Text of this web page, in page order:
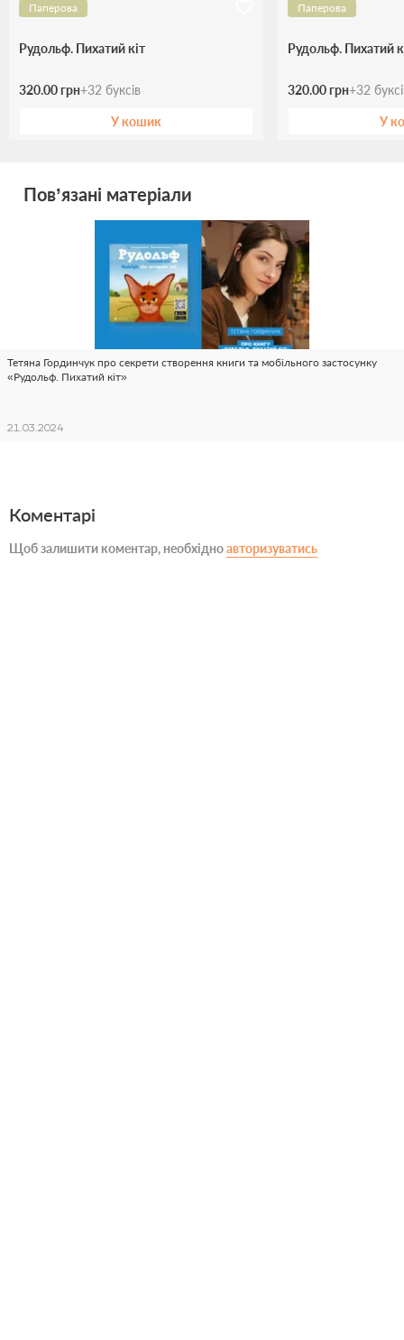
Паперова
Рудольф. Пихатий кіт
320.00 грн+32 буксів
У кошик
Паперова
Рудольф. Пихатий
320.00 грн+32
У
Пов’язані матеріали
Тетяна Гординчук про секрети створення книги та мобільного застосунку
«Рудольф. Пихатий кіт»
21.03.2024
Коментарі
Щоб залишити коментар, необхідноавторизуватись